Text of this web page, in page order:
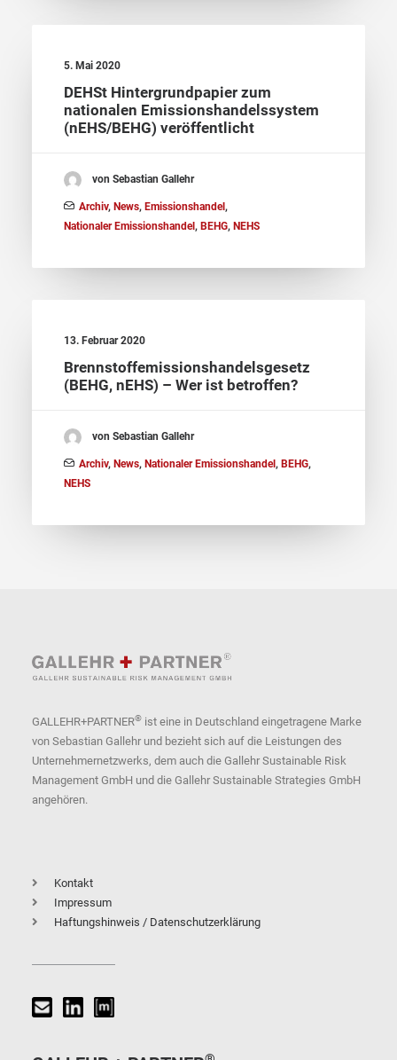
5. Mai 2020
DEHSt Hintergrundpapier zum
nationalen Emissionshandelssystem
(nEHS/BEHG) veröffentlicht
von Sebastian Gallehr
Archiv, News, Emissionshandel,
Nationaler Emissionshandel, BEHG, NEHS
13. Februar 2020
Brennstoffemissionshandelsgesetz
(BEHG, nEHS) – Wer ist betroffen?
von Sebastian Gallehr
Archiv, News, Nationaler Emissionshandel, BEHG,
NEHS
GALLEHR+PARTNER® ist eine in Deutschland eingetragene Marke
von Sebastian Gallehr und bezieht sich auf die Leistungen des
Unternehmernetzwerks, dem auch die Gallehr Sustainable Risk
Management GmbH und die Gallehr Sustainable Strategies GmbH
angehören.
Kontakt
Impressum
Haftungshinweis / Datenschutzerklärung